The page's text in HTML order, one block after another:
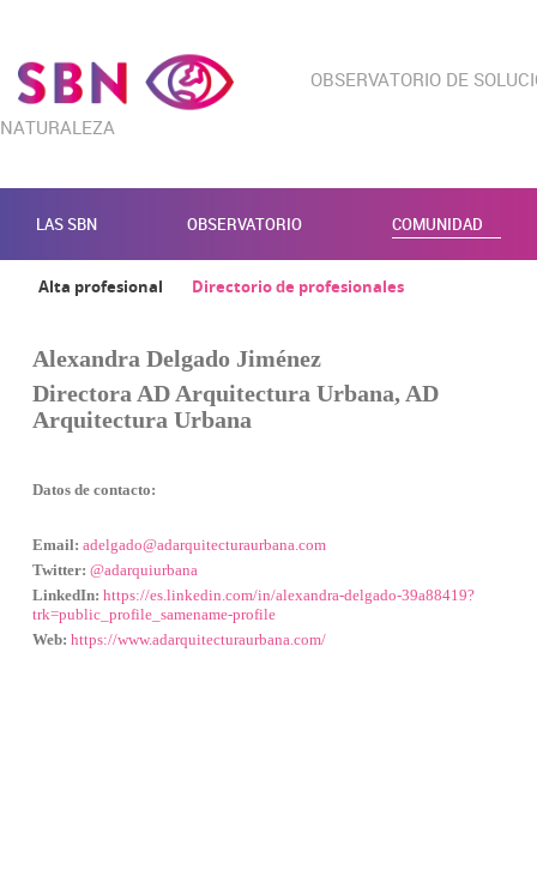
OBSERVATORIO DE
NATURALEZA
LAS SBN OBSERVATORIO COMUNIDAD
Alta profesional Directorio de profesionales
Alexandra Delgado Jiménez
Directora AD Arquitectura Urbana, AD
Arquitectura Urbana
Datos de contacto:
Email: adelgado@adarquitecturaurbana.com
Twitter: @adarquiurbana
LinkedIn: https://es.linkedin.com/in/alexandra-delgado-39a88419?
trk=public_profile_samename-profile
Web: https://www.adarquitecturaurbana.com/